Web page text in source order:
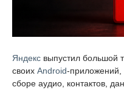
Яндекс выпустил большой
своих Android-приложений,
сборе аудио, контактов,